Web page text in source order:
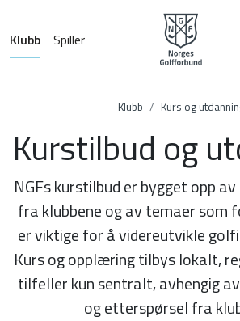
Klubb Spiller
Klubb Kurs og
Kurstilbud og
NGFs kurstilbud er bygget opp
fra klubbene og av temaer som
er viktige for å videreutvikle
Kurs og opplæring tilbys lokalt,
tilfeller kun sentralt, avhengig
og etterspørsel fra